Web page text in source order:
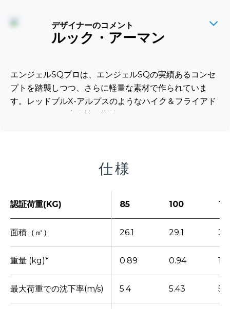
デザイナーのコメント
ルック・アーマン
エンジェルSQプロは、エンジェルSQの実績あるコンセ
プトを踏襲しつつ、さらに軽量な素材で作られていま
す。レッドブルX-アルプスのようなハイク＆フライアド
ベンチャーや、安全性を犠牲にすることなくバックパッ
仕様
認証荷重(KG)
面積（㎡）
重量 (kg)*
最大荷重での沈下率(m/s)
85 100
26.1 29.1
0.89 0.94
5.4 5.43